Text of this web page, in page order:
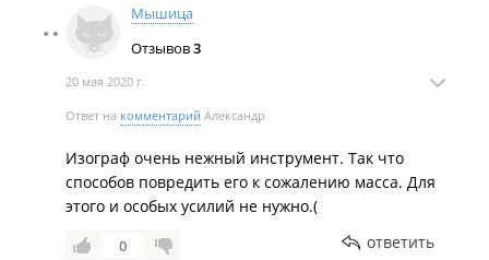
товары. Все ценники написаны карандашом на
обратной, не видной покупателю, стороне упаковки
товара. Написали жалобу в Роспотребнадзор, ждем
результатов.
Мышица
Отзывов3
20 мая 2020 г.
Ответ на комментарий Александр
Изограф очень нежный инструмент. Так что
способов повредить его к сожалению масса. Для
этого и особых усилий не нужно.(
0 ответить